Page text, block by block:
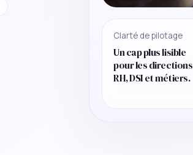
Clarté de pilotage
Un cap plus lisible
pour les directions
RH, DSI et métiers.